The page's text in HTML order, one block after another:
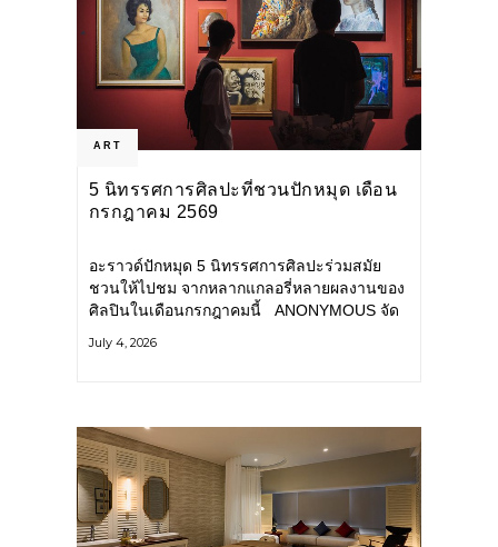
ART
5 นิทรรศการศิลปะที่ชวนปักหมุด เดือน
กรกฎาคม 2569
อะราวด์ปักหมุด 5 นิทรรศการศิลปะร่วมสมัย
ชวนให้ไปชม จากหลากแกลอรี่หลายผลงานของ
ศิลปินในเดือนกรกฎาคมนี้ ANONYMOUS จัด
กลุ่ม Anonymous โดยมี นิ่ม
July 4, 2026